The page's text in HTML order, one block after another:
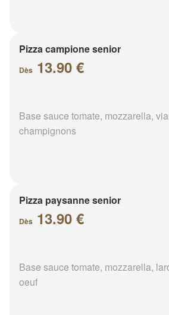
Pizza campione senior
Dès 13.90 €
Base sauce tomate, mozzarella,
champignons
Pizza paysanne senior
Dès 13.90 €
Base sauce tomate, mozzarella,
oeuf